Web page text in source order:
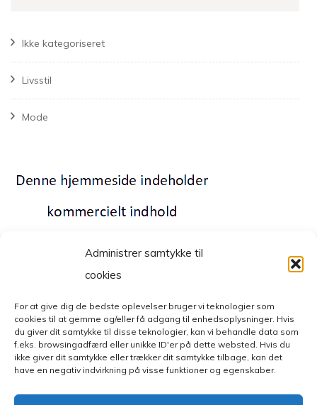
Administrer samtykke til
cookies
For at give dig de bedste oplevelser bruger vi teknologier som
cookies til at gemme og/eller få adgang til enhedsoplysninger. Hvis
du giver dit samtykke til disse teknologier, kan vi behandle data som
f.eks. browsingadfærd eller unikke ID'er på dette websted. Hvis du
ikke giver dit samtykke eller trækker dit samtykke tilbage, kan det
have en negativ indvirkning på visse funktioner og egenskaber.
Ikke kategoriseret
Livsstil
Mode
© Copyright 2026Mode- og livsstilsblog. All Rights Reserved.
Fashion Diva | Developed ByBlossom Themes
. Powered by
WordPress
. Privatlivspolitik